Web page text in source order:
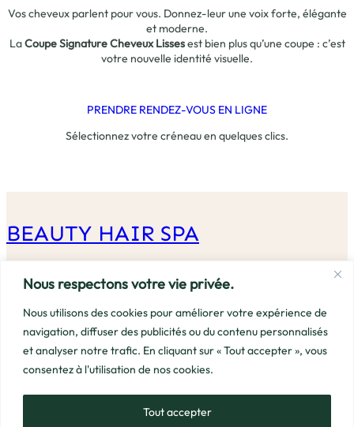
Nous respectons votre vie privée.
Nous utilisons des cookies pour améliorer votre expérience de
navigation, diffuser des publicités ou du contenu personnalisés
et analyser notre trafic. En cliquant sur « Tout accepter », vous
consentez à l'utilisation de nos cookies.
Tout accepter
Vos cheveux parlent pour vous. Donnez-leur une voix forte, élégante
et moderne.
LaCoupe Signature Cheveux Lissesest bien plus qu’une coupe : c’est
votre nouvelle identité visuelle.
PRENDRE RENDEZ-VOUS EN LIGNE
Sélectionnez votre créneau en quelques clics.
BEAUTY HAIR SPA
bien-être. Des produits et services pensés pour révéler votre éclat
naturel.
LA BOUTIQUE MENU
INFO PRATIQUE CONTACT